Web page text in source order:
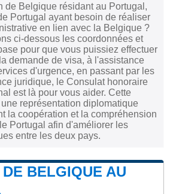
de Belgique résidant au Portugal,
Portugal ayant besoin de réaliser
en lien avec la Belgique ?
ci-dessous les coordonnées et
pour que vous puissiez effectuer
demande de visa, à l'assistance
d'urgence, en passant par les
juridique, le Consulat honoraire
est là pour vous aider. Cette
représentation diplomatique
la coopération et la compréhension
Portugal afin d'améliorer les
entre les deux pays.
BELGIQUE AU